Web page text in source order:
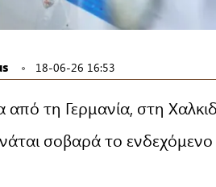
18-06-26 16:53
τη Γερμανία, στη
σοβαρά το ενδεχόμενο